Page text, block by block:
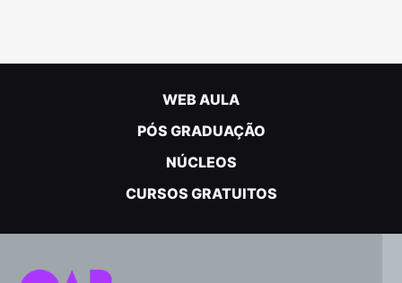
WEB AULA
PÓS GRADUAÇÃO
NÚCLEOS
CURSOS GRATUITOS